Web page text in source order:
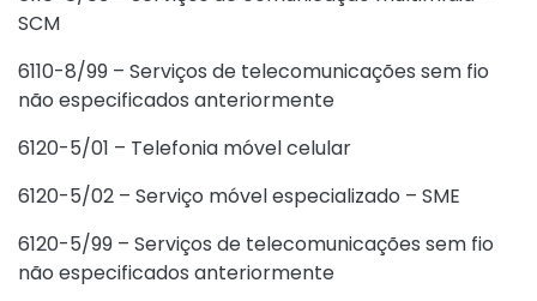
SCM
6110-8/99 – Serviços de telecomunicações sem fio
não especificados anteriormente
6120-5/01 – Telefonia móvel celular
6120-5/02 – Serviço móvel especializado – SME
6120-5/99 – Serviços de telecomunicações sem fio
não especificados anteriormente